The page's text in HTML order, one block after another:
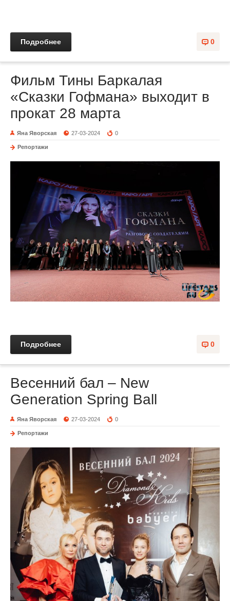
0
Подробнее
Фильм Тины Баркалая
«Сказки Гофмана» выходит в
прокат 28 марта
Яна Яворская 27-03-2024 0
Репортажи
0
Подробнее
Весенний бал – New
Generation Spring Ball
Яна Яворская 27-03-2024 0
Репортажи